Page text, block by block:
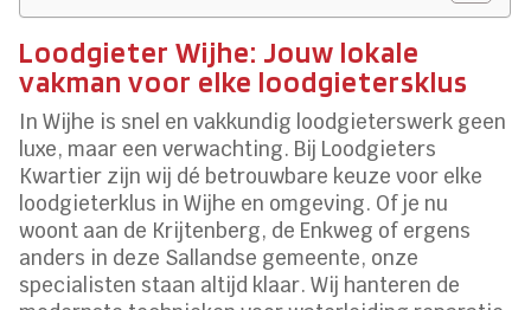
Loodgieter Wijhe: Jouw lokale
vakman voor elke loodgietersklus
In Wijhe is snel en vakkundig loodgieterswerk geen
luxe, maar een verwachting. Bij Loodgieters
Kwartier zijn wij dé betrouwbare keuze voor elke
loodgieterklus in Wijhe en omgeving. Of je nu
woont aan de Krijtenberg, de Enkweg of ergens
anders in deze Sallandse gemeente, onze
specialisten staan altijd klaar. Wij hanteren de